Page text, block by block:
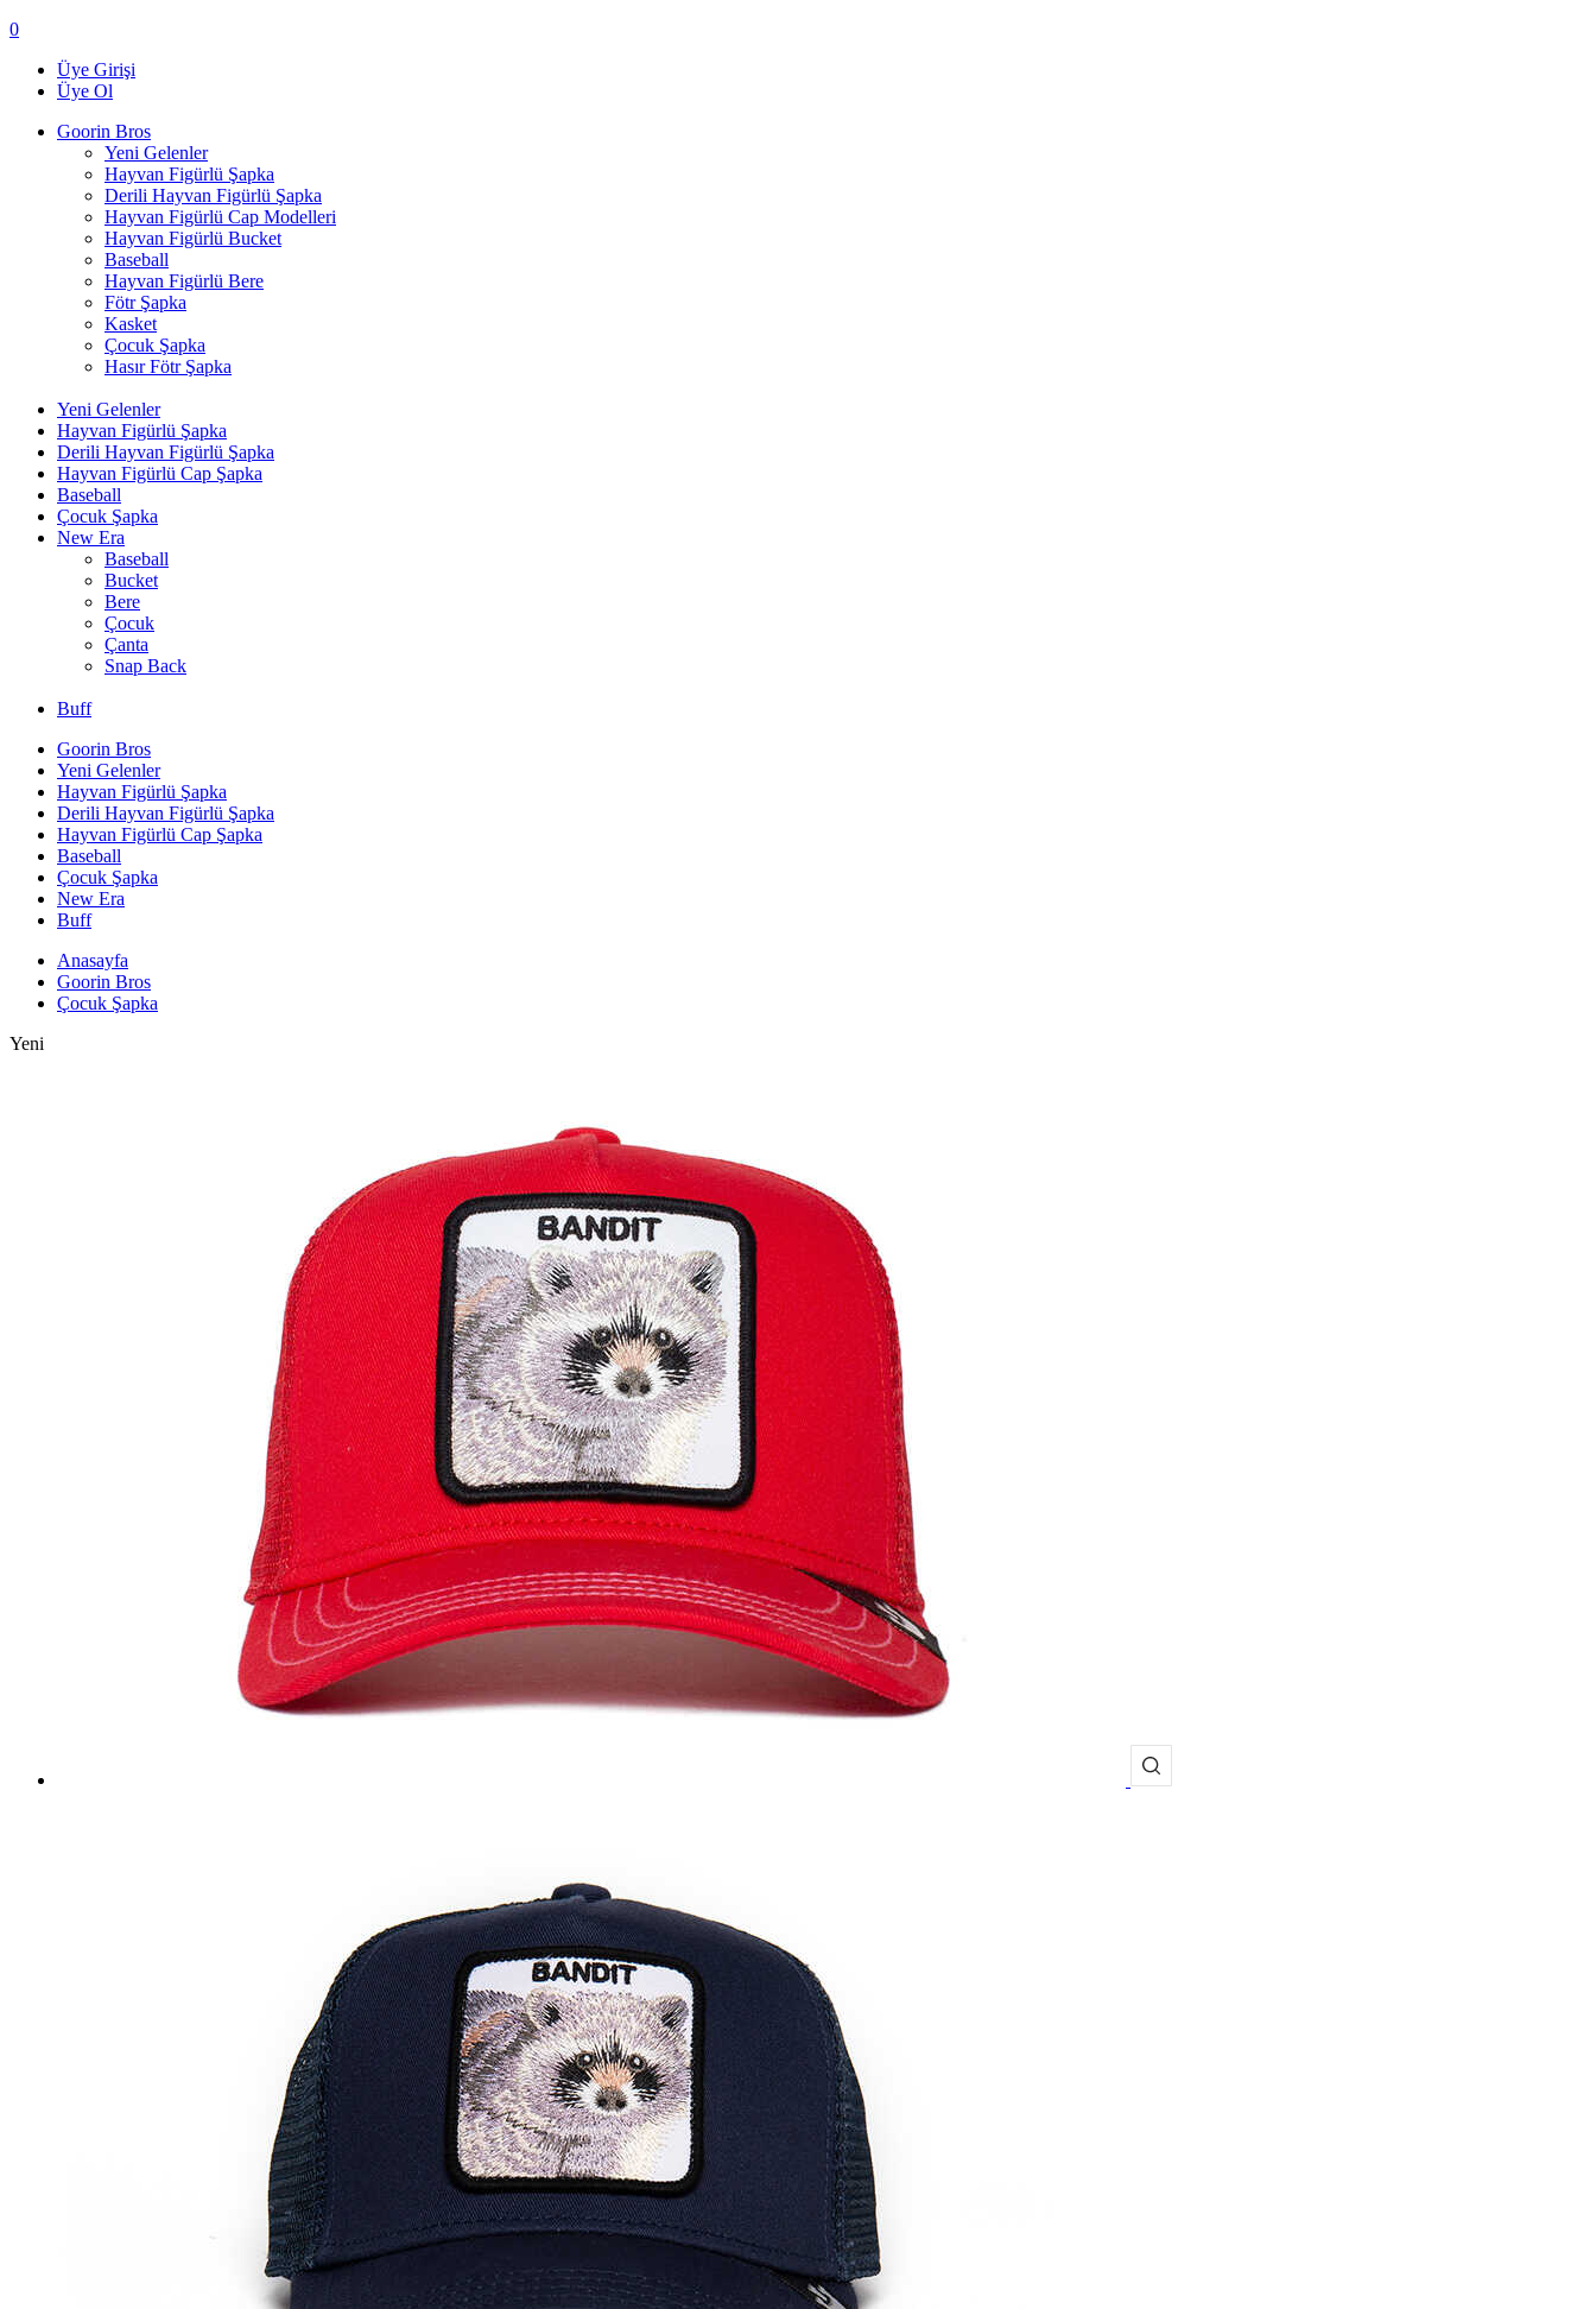
0
Üye Girişi
Üye Ol
Goorin Bros
Yeni Gelenler
Hayvan Figürlü Şapka
Derili Hayvan Figürlü Şapka
Hayvan Figürlü Cap Modelleri
Hayvan Figürlü Bucket
Baseball
Hayvan Figürlü Bere
Fötr Şapka
Kasket
Çocuk Şapka
Hasır Fötr Şapka
Yeni Gelenler
Hayvan Figürlü Şapka
Derili Hayvan Figürlü Şapka
Hayvan Figürlü Cap Şapka
Baseball
Çocuk Şapka
New Era
Baseball
Bucket
Bere
Çocuk
Çanta
Snap Back
Buff
Goorin Bros
Yeni Gelenler
Hayvan Figürlü Şapka
Derili Hayvan Figürlü Şapka
Hayvan Figürlü Cap Şapka
Baseball
Çocuk Şapka
New Era
Buff
Anasayfa
Goorin Bros
Çocuk Şapka
Yeni